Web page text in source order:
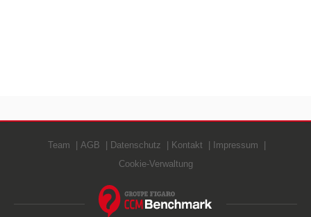
Team AGB Datenschutz Kontakt
Impressum
Cookie-Verwaltung